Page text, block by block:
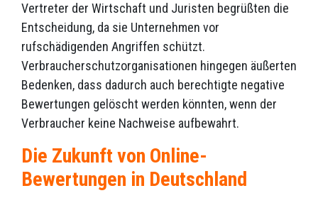
Vertreter der Wirtschaft und Juristen begrüßten die
Entscheidung, da sie Unternehmen vor
rufschädigenden Angriffen schützt.
Verbraucherschutzorganisationen hingegen äußerten
Bedenken, dass dadurch auch berechtigte negative
Bewertungen gelöscht werden könnten, wenn der
Verbraucher keine Nachweise aufbewahrt.
Die Zukunft von Online-
Bewertungen in Deutschland